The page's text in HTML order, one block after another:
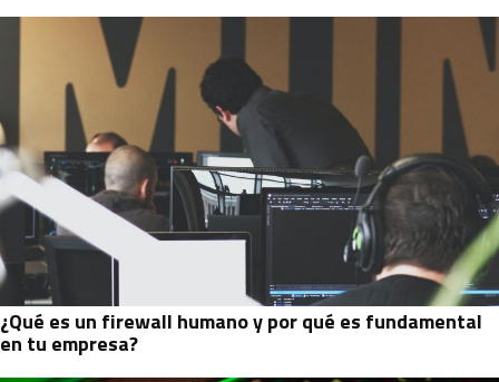
¿Qué es un firewall humano y por qué es fundamental
en tu empresa?